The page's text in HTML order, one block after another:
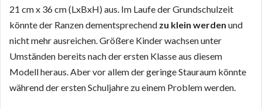
21 cm x 36 cm (LxBxH) aus. Im Laufe der Grundschulzeit
könnte der Ranzen dementsprechend zu klein werden und
nicht mehr ausreichen. Größere Kinder wachsen unter
Umständen bereits nach der ersten Klasse aus diesem
Modell heraus. Aber vor allem der geringe Stauraum könnte
während der ersten Schuljahre zu einem Problem werden.